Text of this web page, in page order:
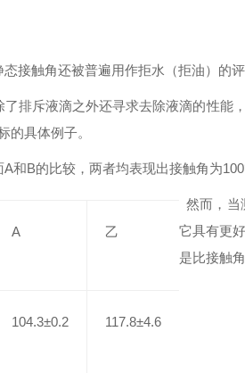
接触角还被普遍用作拒水（拒油）的
了排斥液滴之外还寻求去除液滴的性能
的具体例子。
A和B的比较，两者均表现出接触角为
A 乙
104.3±0.2 117.8±4.6
然而，当
它具有更
是比接触